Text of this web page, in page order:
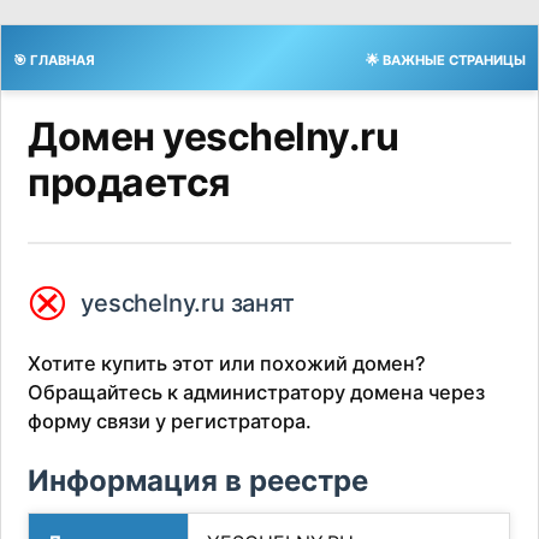
🎯 ГЛАВНАЯ 🌟 ВАЖНЫЕ СТРАНИЦЫ
Домен yeschelny.ru
продается
⮿ yeschelny.ru занят
Хотите купить этот или похожий домен?
Обращайтесь к администратору домена через
форму связи у регистратора.
Информация в реестре